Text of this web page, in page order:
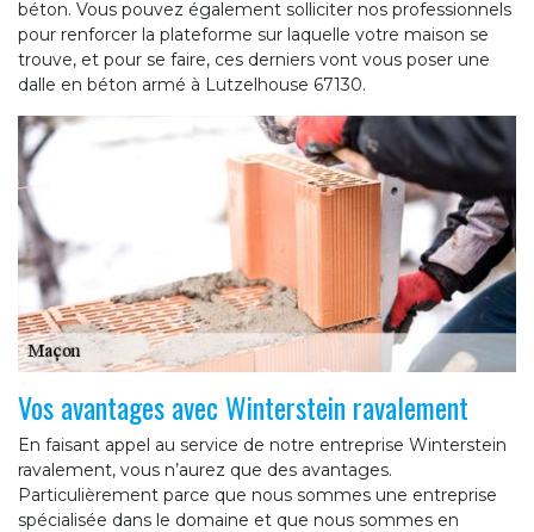
béton. Vous pouvez également solliciter nos professionnels
pour renforcer la plateforme sur laquelle votre maison se
trouve, et pour se faire, ces derniers vont vous poser une
dalle en béton armé à Lutzelhouse 67130.
Vos avantages avec Winterstein ravalement
En faisant appel au service de notre entreprise Winterstein
ravalement, vous n’aurez que des avantages.
Particulièrement parce que nous sommes une entreprise
spécialisée dans le domaine et que nous sommes en